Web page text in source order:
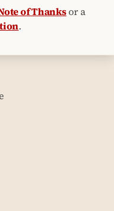
of Thanksor a
.